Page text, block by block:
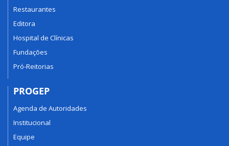
Restaurantes
Editora
Hospital de Clínicas
Fundações
Pró-Reitorias
PROGEP
Agenda de Autoridades
Institucional
Equipe